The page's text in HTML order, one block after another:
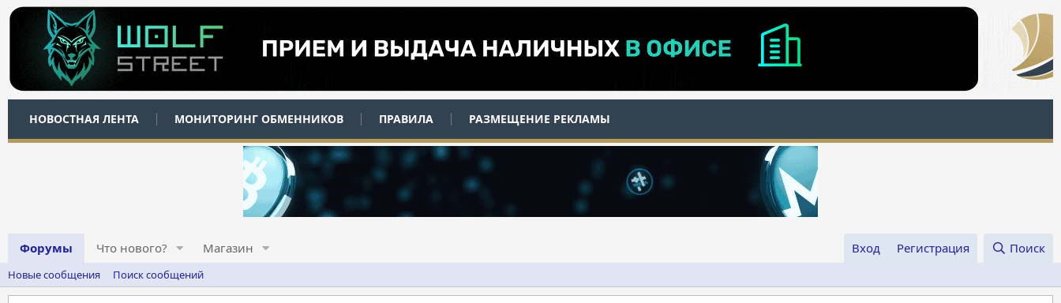
НОВОСТНАЯ ЛЕНТА МОНИТОРИНГ ОБМЕННИКОВ ПРАВИЛА РАЗМЕЩЕНИЕ РЕКЛАМЫ
Форумы Что нового? Магазин Вход Регистрация Поиск
Новые сообщения Поиск сообщений